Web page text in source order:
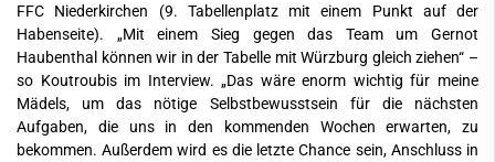
FFC Niederkirchen (9. Tabellenplatz mit einem Punkt auf der
Habenseite). „Mit einem Sieg gegen das Team um Gernot
Haubenthal können wir in der Tabelle mit Würzburg gleich ziehen“ –
so Koutroubis im Interview. „Das wäre enorm wichtig für meine
Mädels, um das nötige Selbstbewusstsein für die nächsten
Aufgaben, die uns in den kommenden Wochen erwarten, zu
bekommen. Außerdem wird es die letzte Chance sein, Anschluss in